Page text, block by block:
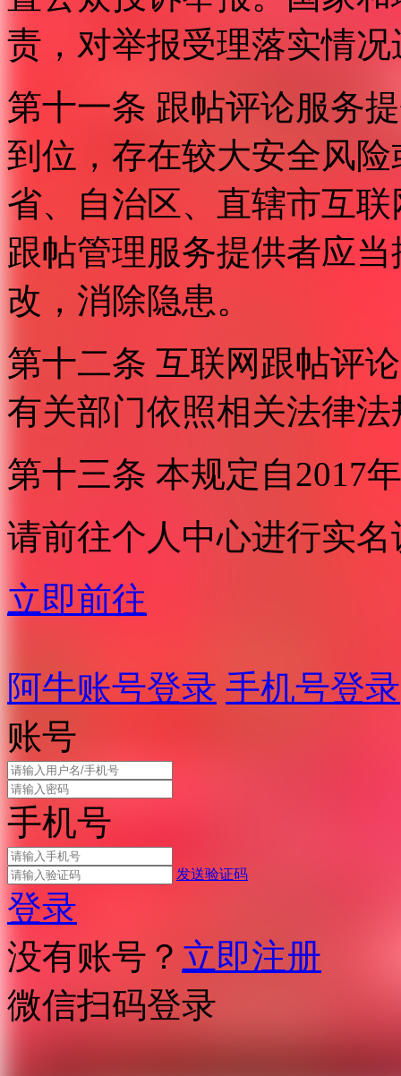
责，对举报受理落实情
第十一条 跟帖评论服务
到位，存在较大安全风
省、自治区、直辖市互
跟帖管理服务提供者应
改，消除隐患。
第十二条 互联网跟帖评
有关部门依照相关法律
第十三条 本规定自2017
请前往个人中心进行实名
立即前往
阿牛账号登录 手机号登录
账号
手机号
发送验证码
登录
没有账号？ 立即注册
微信扫码登录